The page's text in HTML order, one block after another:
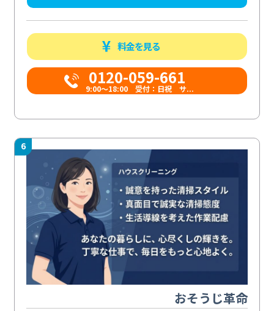
料金を見る
0120-059-661
9:00〜18:00 受付：日祝 サ...
6
おそうじ革命